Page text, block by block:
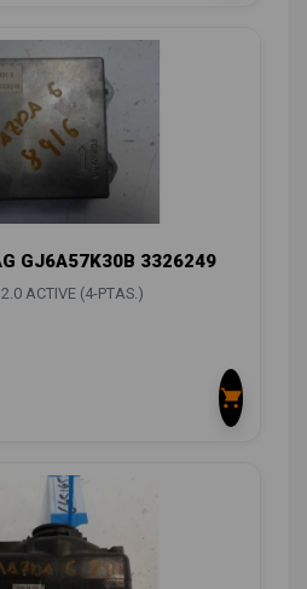
GJ6A57K30B 3326249
ACTIVE (4-PTAS.)